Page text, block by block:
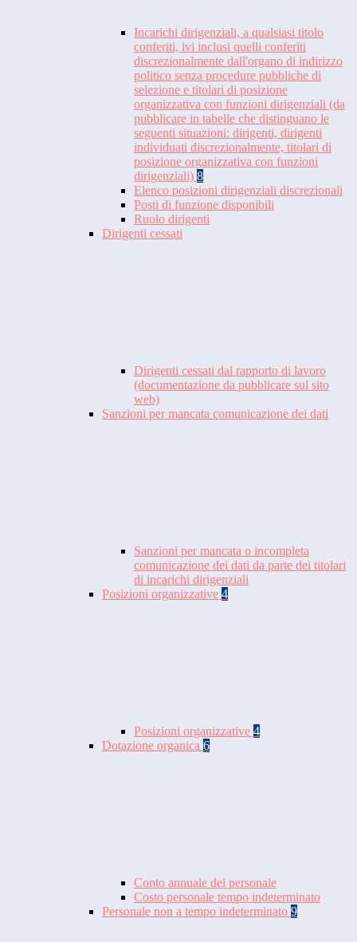
Incarichi dirigenziali, a qualsiasi titolo
conferiti, ivi inclusi quelli conferiti
discrezionalmente dall'organo di indirizzo
politico senza procedure pubbliche di
selezione e titolari di posizione
organizzativa con funzioni dirigenziali (da
pubblicare in tabelle che distinguano le
seguenti situazioni: dirigenti, dirigenti
individuati discrezionalmente, titolari di
posizione organizzativa con funzioni
dirigenziali) 8
Elenco posizioni dirigenziali discrezionali
Posti di funzione disponibili
Ruolo dirigenti
Dirigenti cessati
Dirigenti cessati dal rapporto di lavoro
(documentazione da pubblicare sul sito
web)
Sanzioni per mancata comunicazione dei dati
Sanzioni per mancata o incompleta
comunicazione dei dati da parte dei titolari
di incarichi dirigenziali
Posizioni organizzative 4
Posizioni organizzative 4
Dotazione organica 6
Conto annuale del personale
Costo personale tempo indeterminato
Personale non a tempo indeterminato 9